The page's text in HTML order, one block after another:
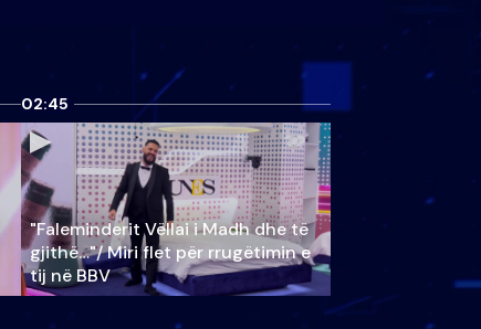
02:45
"Faleminderit Vëllai i Madh dhe të
gjithë…"/ Miri flet për rrugëtimin e
tij në BBV